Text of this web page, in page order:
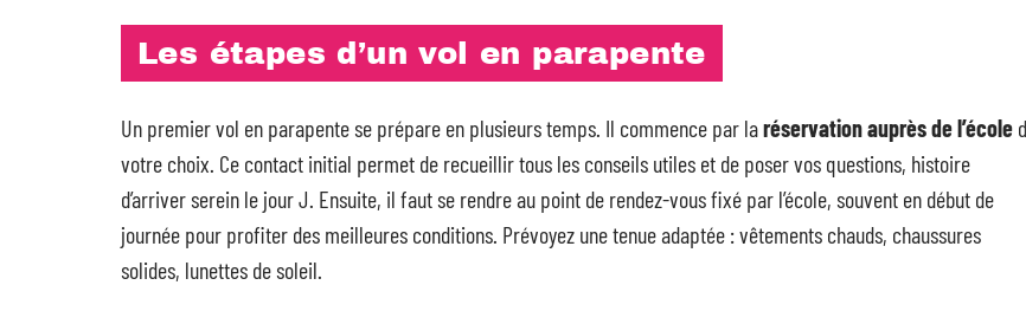
Les étapes d’un vol en parapente
Un premier vol en parapente se prépare en plusieurs temps. Il commence par laréservation auprès de l’école
votre choix. Ce contact initial permet de recueillir tous les conseils utiles et de poser vos questions, histoire
d’arriver serein le jour J. Ensuite, il faut se rendre au point de rendez-vous fixé par l’école, souvent en début de
journée pour profiter des meilleures conditions. Prévoyez une tenue adaptée : vêtements chauds, chaussures
solides, lunettes de soleil.